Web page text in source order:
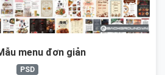
menu đơn giản
PSD